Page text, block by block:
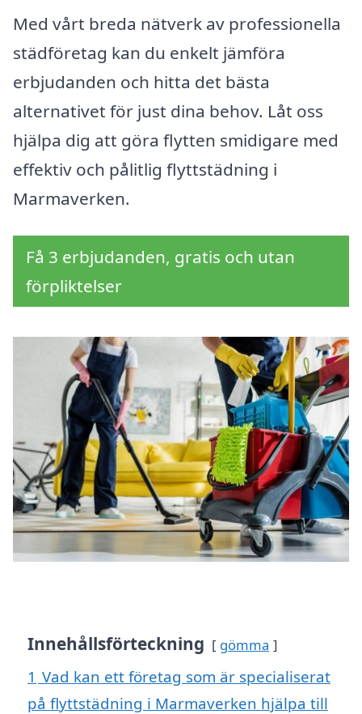
Med vårt breda nätverk av professionella
städföretag kan du enkelt jämföra
erbjudanden och hitta det bästa
alternativet för just dina behov. Låt oss
hjälpa dig att göra flytten smidigare med
effektiv och pålitlig flyttstädning i
Marmaverken.
Få 3 erbjudanden, gratis och utan
förpliktelser
Innehållsförteckning gömma
1 Vad kan ett företag som är specialiserat
på flyttstädning i Marmaverken hjälpa till